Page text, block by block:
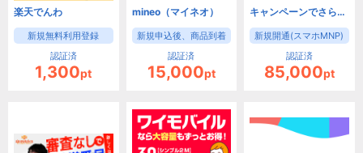
楽天でんわ
新規無料利用登録
認証済
1,300pt
mineo（マイネオ）
新規申込後、商品到着
認証済
15,000pt
キャンペーンでさらにお得！【スマホ乗り換え.com】
新規開通(スマホMNP)
認証済
85,000pt